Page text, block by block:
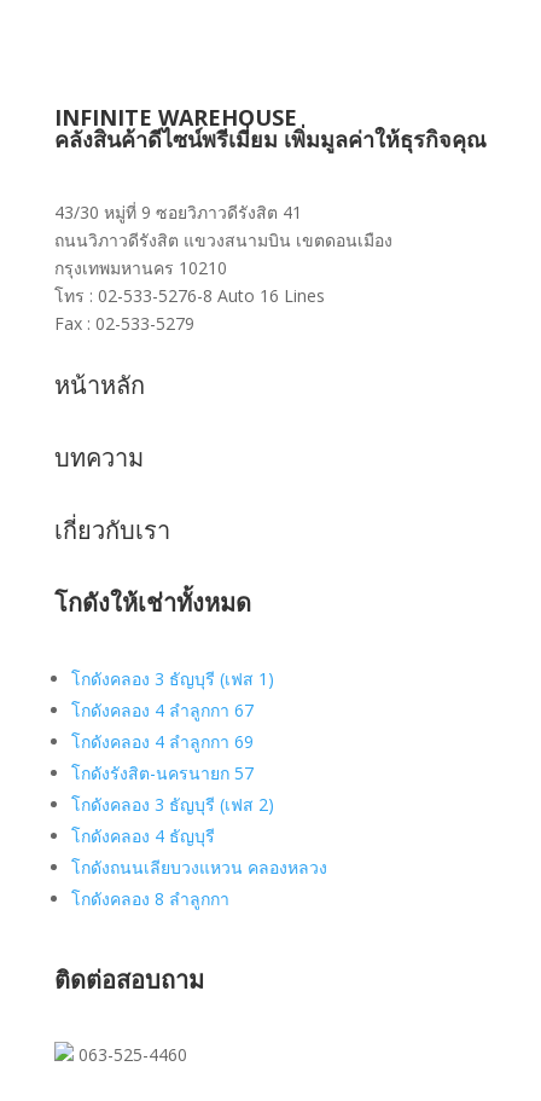
INFINITE WAREHOUSE
คลังสินค้าดีไซน์พรีเมี่ยม เพิ่มมูลค่าให้ธุรกิจคุณ
43/30 หมู่ที่ 9 ซอยวิภาวดีรังสิต 41
ถนนวิภาวดีรังสิต แขวงสนามบิน เขตดอนเมือง
กรุงเทพมหานคร 10210
โทร : 02-533-5276-8 Auto 16 Lines
Fax : 02-533-5279
หน้าหลัก
บทความ
เกี่ยวกับเรา
โกดังให้เช่าทั้งหมด
โกดังคลอง 3 ธัญบุรี (เฟส 1)
โกดังคลอง 4 ลำลูกกา 67
โกดังคลอง 4 ลำลูกกา 69
โกดังรังสิต-นครนายก 57
โกดังคลอง 3 ธัญบุรี (เฟส 2)
โกดังคลอง 4 ธัญบุรี
โกดังถนนเลียบวงแหวน คลองหลวง
โกดังคลอง 8 ลำลูกกา
ติดต่อสอบถาม
063-525-4460